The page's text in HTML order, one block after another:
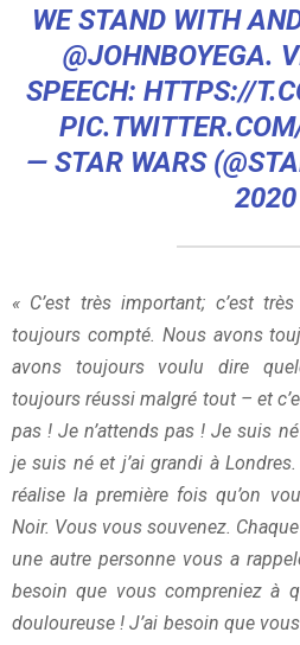
WE STAND WITH
@JOHNBOYEGA.
SPEECH: HTTPS://
— STAR WARS
2020
« C’est très important; c’est
toujours compté. Nous avons
avons toujours voulu dire
toujours réussi malgré tout – et
pas ! Je n’attends pas ! Je suis
je suis né et j’ai grandi à
réalise la première fois qu’on
Noir. Vous vous souvenez.
une autre personne vous a
besoin que vous compreniez à
douloureuse ! J’ai besoin que